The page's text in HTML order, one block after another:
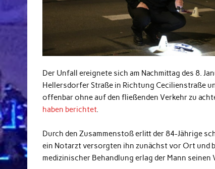
Der Unfall ereignete sich am Nachmittag des 8.
Hellersdorfer Straße in Richtung Cecilienstraße
offenbar ohne auf den fließenden Verkehr zu
haben berichtet.
Durch den Zusammenstoß erlitt der 84-Jährige
ein Notarzt versorgten ihn zunächst vor Ort und
medizinischer Behandlung erlag der Mann seinen